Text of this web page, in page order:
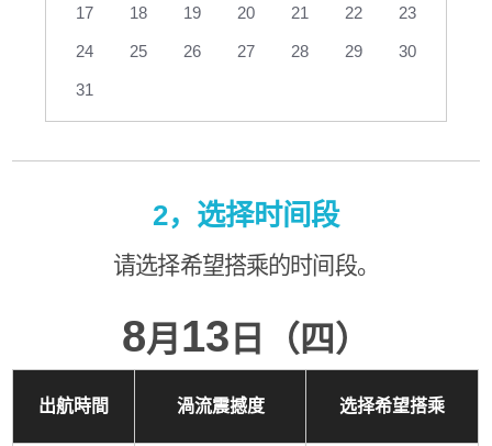
17 18 19 20 21 22 23
24 25 26 27 28 29 30
31
2，选择时间段
请选择希望搭乘的时间段。
8月 13 日（四）
出航時間 渦流震撼度 选择希望搭乘